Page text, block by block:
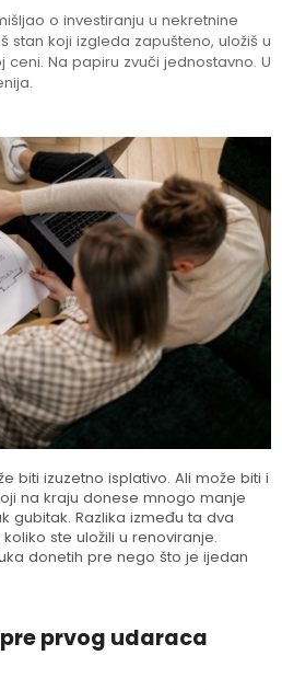
o investiranju u nekretnine
stan koji izgleda zapušteno, uložiš u
Na papiru zvuči jednostavno. U
biti izuzetno isplativo. Ali može biti i
na kraju donese mnogo manje
gubitak. Razlika između ta dva
ste uložili u renoviranje.
donetih pre nego što je ijedan
prvog udaraca